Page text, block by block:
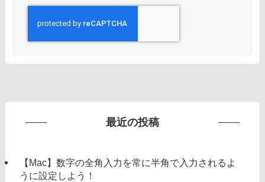
最近の投稿
【Mac】数字の全角入力を常に半角で入力されるよ
うに設定しよう！